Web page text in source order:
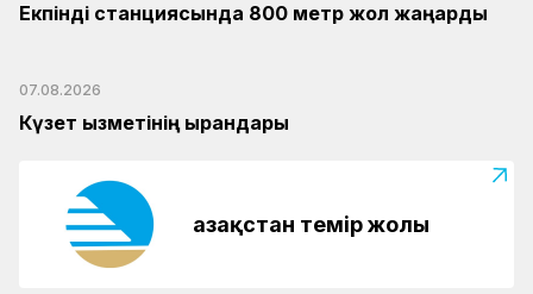
Екпінді станциясында 800 метр жол жаңарды
07.08.2026
Күзет қызметінің қырандары
Қазақстан темір жолы